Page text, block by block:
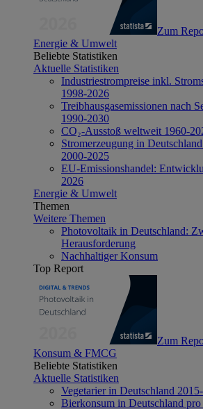
Zum
Energie & Umwelt
Beliebte Statistiken
Aktuelle Statistiken
Industriestrompreise inkl.
1998-2026
Treibhausgasemissionen nach
1990-2030
CO₂-Ausstoß weltweit 1960-
Stromerzeugung in
2000-2025
EU-Emissionshandel:
2026
Energie & Umwelt
Themen
Weitere Themen
Photovoltaik in Deutschland:
Herausforderung
Nachhaltiger Konsum
Top Report
Zum
Konsum & FMCG
Beliebte Statistiken
Aktuelle Statistiken
Vegetarier in Deutschland
Bierkonsum in Deutschland